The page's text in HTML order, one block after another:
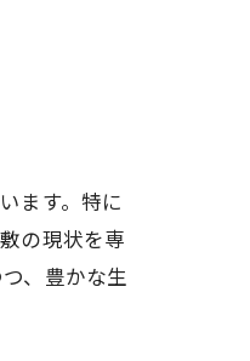
ます。特に
の現状を専
、豊かな生